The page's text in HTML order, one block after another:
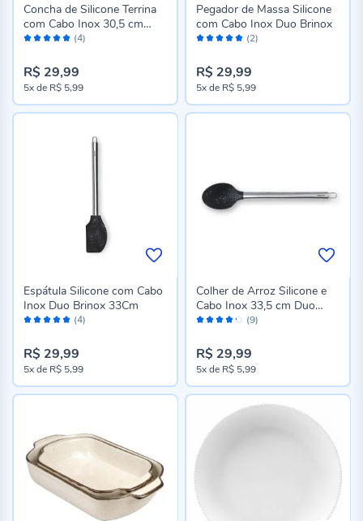
Avaliação: (4)
Concha de Silicone Terrina
com Cabo Inox 30,5 cm
Brinox
R$ 29,99
5xde R$ 5,99
Avaliação: (2)
Pegador de Massa Silicone
com Cabo Inox Duo Brinox
R$ 29,99
5xde R$ 5,99
Avaliação: (4)
Espátula Silicone com Cabo
Inox Duo Brinox 33Cm
R$ 29,99
5xde R$ 5,99
Avaliação: (9)
Colher de Arroz Silicone e
Cabo Inox 33,5 cm Duo
Preto Brinox
R$ 29,99
5xde R$ 5,99